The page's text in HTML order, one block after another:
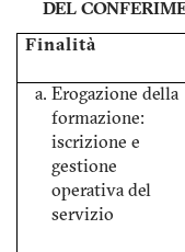
DEL
Finalità
Erogazione della
formazione:
iscrizione e
gestione
operativa del
servizio